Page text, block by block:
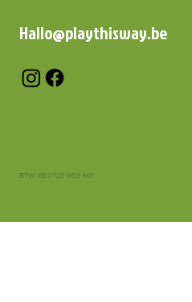
Hallo@playthisway.be
BTW BE0723 953 461